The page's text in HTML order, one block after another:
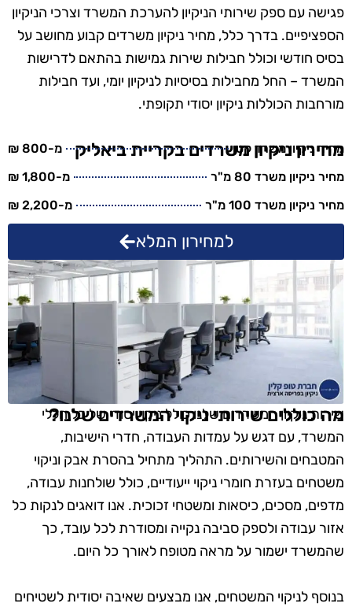
פגישה עם ספק שירותי הניקיון להערכת המשרד וצרכי הניקיון
הספציפיים. בדרך כלל, מחיר ניקיון משרדים קבוע מחושב על
בסיס חודשי וכולל חבילות שירות גמישות בהתאם לדרישות
המשרד – החל מחבילות בסיסיות לניקיון יומי, ועד חבילות
מורחבות הכוללות ניקיון יסודי תקופתי.
מחירון ניקיון משרדים בקריית ביאליק
מחיר ניקיון משרד קטן
מ-800 ₪
מחיר ניקיון משרד 80 מ"ר
מ-1,800 ₪
מחיר ניקיון משרד 100 מ"ר
מ-2,200 ₪
למחירון המלא
מה כוללים שירותי ניקוי המשרדים שלנו?
שירות ניקיון המשרדים שלנו כולל ניקוי יסודי של כל חללי
המשרד, עם דגש על עמדות העבודה, חדרי הישיבות,
המטבחים והשירותים. התהליך מתחיל בהסרת אבק וניקוי
משטחים בעזרת חומרי ניקוי ייעודיים, כולל שולחנות עבודה,
מדפים, מסכים, כיסאות ומשטחי זכוכית. אנו דואגים לנקות כל
אזור עבודה ולספק סביבה נקייה ומסודרת לכל עובד, כך
שהמשרד ישמור על מראה מטופח לאורך כל היום.
בנוסף לניקוי המשטחים, אנו מבצעים שאיבה יסודית לשטיחים